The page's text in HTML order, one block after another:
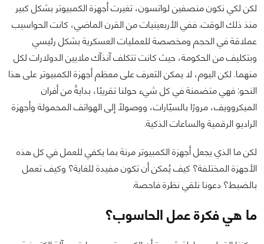
لكن لكي نكون منصفين لواتسون، تغيرت أجهزة الكمبيوتر بشكل كبير
منذ ذلك الوقت. ففي الأربعينيات من القرن الماضي، كانت الحواسيب
عملاقة في الحجم ومخصصة للعمليات العسكرية بشكل رئيسي
وبتكليف من الحكومة، حيث كانت تتكلف آنذآك ملايين الدولارات لكل
منهما. لكن اليوم، لا يمكن التعرف على معظم أجهزة الكمبيوتر على هذا
النحو: فهي متضمنة في كل شيء حولنا تقريبًا، بدايةً من أفران
الميكروويف، مرورًا بالسيّارات، ووصولًا إلى الهواتف المحمولة وأجهزة
الراديو الرقمية والساعات الذكية.
لكن ما الذي يجعل أجهزة الكمبيوتر مرنة بما يكفي للعمل في كل هذه
الأجهزة المختلفة؟ كيف يُمكن أن تكون مفيدة للغاية؟ وكيف تعمل
بالضبط؟ دعونا نلقي نظرة فاحصة.
ما هي فكرة عمل الحاسوب؟